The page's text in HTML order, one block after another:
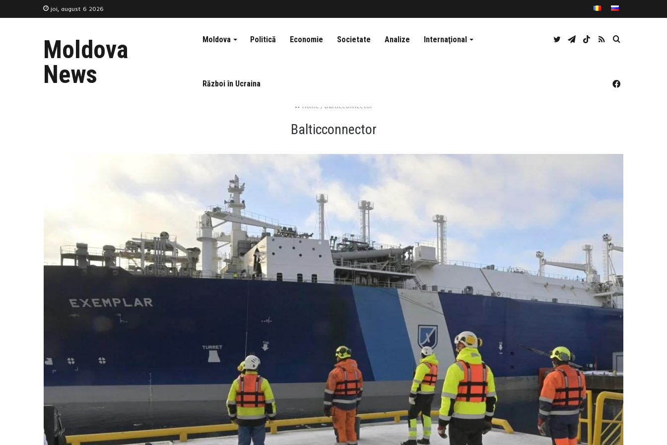
joi, august 6 2026
Moldova
News
Moldova Politică Economie Societate Analize Internaţional
Război în Ucraina
Caută
RSS
TikTok
Telegram
Twitter
Facebook
Home / Balticconnector
Balticconnector